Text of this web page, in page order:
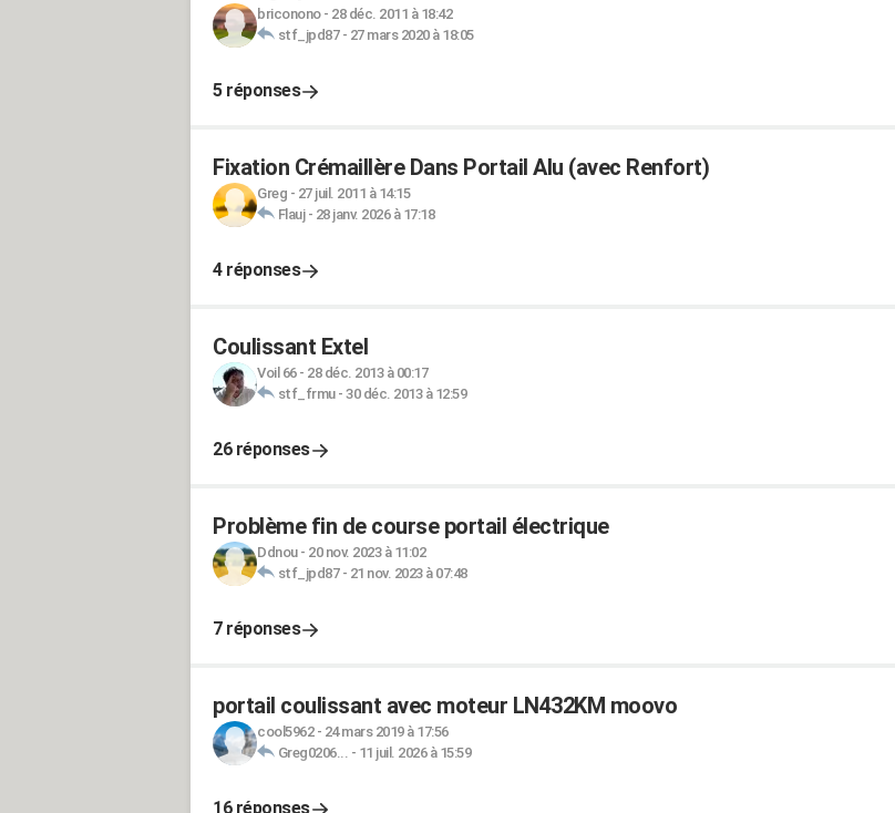
briconono- 28 déc. 2011 à 18:42
stf_jpd87- 27 mars 2020 à 18:05
5 réponses
Fixation Crémaillère Dans Portail Alu (avec Renfort)
Greg - 27 juil. 2011 à 14:15
Flauj- 28 janv. 2026 à 17:18
4 réponses
Coulissant Extel
Voil 66- 28 déc. 2013 à 00:17
stf_frmu- 30 déc. 2013 à 12:59
26 réponses
Problème fin de course portail électrique
Ddnou- 20 nov. 2023 à 11:02
stf_jpd87- 21 nov. 2023 à 07:48
7 réponses
portail coulissant avec moteur LN432KM moovo
cool5962- 24 mars 2019 à 17:56
Greg0206... - 11 juil. 2026 à 15:59
16 réponses